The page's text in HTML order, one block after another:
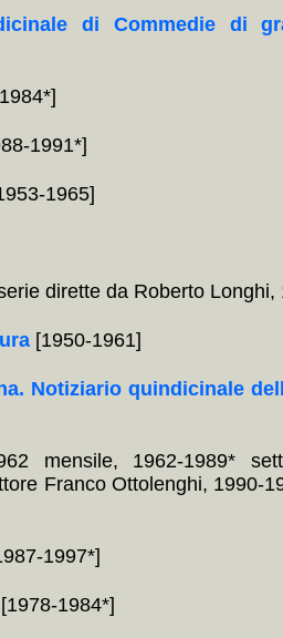
di Commedie di
1991*]
1965]
dirette da Roberto Longhi,
[1950-1961]
Notiziario quindicinale
mensile, 1962-1989*
Franco Ottolenghi, 1990-
1997*]
[1978-1984*]